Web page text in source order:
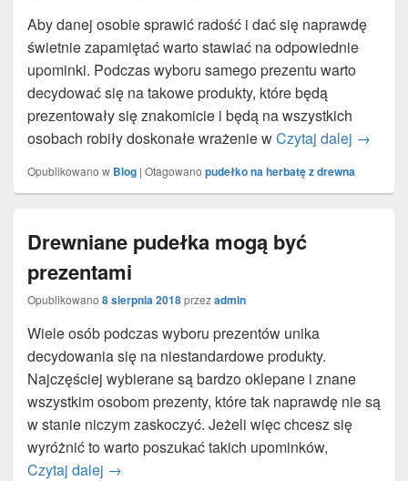
Aby danej osobie sprawić radość i dać się naprawdę
świetnie zapamiętać warto stawiać na odpowiednie
upominki. Podczas wyboru samego prezentu warto
decydować się na takowe produkty, które będą
prezentowały się znakomicie i będą na wszystkich
osobach robiły doskonałe wrażenie wCzytaj dalej →
Opublikowano w Blog | Otagowano pudełko na herbatę z drewna
Drewniane pudełka mogą być
prezentami
Opublikowano 8 sierpnia 2018przezadmin
Wiele osób podczas wyboru prezentów unika
decydowania się na niestandardowe produkty.
Najczęściej wybierane są bardzo oklepane i znane
wszystkim osobom prezenty, które tak naprawdę nie są
w stanie niczym zaskoczyć. Jeżeli więc chcesz się
wyróżnić to warto poszukać takich upominków,
Czytaj dalej Drewniane pudełka mogą być prezentami
→